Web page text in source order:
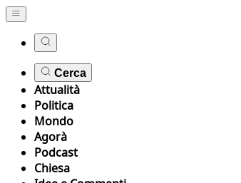
Cerca
Attualità
Politica
Mondo
Agorà
Podcast
Chiesa